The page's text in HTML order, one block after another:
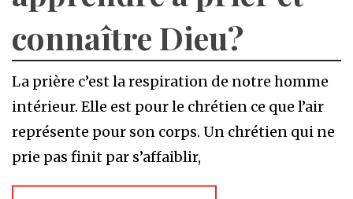
connaître Dieu?
La prière c’est la respiration de notre homme
intérieur. Elle est pour le chrétien ce que l’air
représente pour son corps. Un chrétien qui ne
prie pas finit par s’affaiblir,